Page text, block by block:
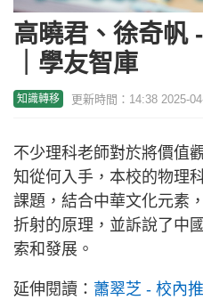
高曉君、徐奇帆
｜學友智庫
知識轉移 更新時間：14:38 2025-
不少理科老師對於將價值
知從何入手，本校的物理
課題，結合中華文化元素
折射的原理，並訴說了中
索和發展。
延伸閱讀： 蕭翠芝 - 校內